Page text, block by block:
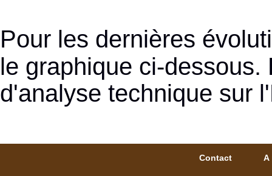
Pour les dernières
le graphique ci-
d'analyse technique sur
Contact A